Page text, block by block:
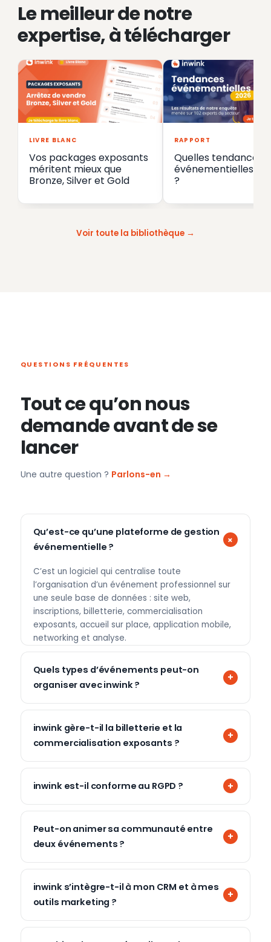
Le meilleur de notre
expertise, à télécharger
LIVRE BLANC
Vos packages exposants
méritent mieux que
Bronze, Silver et Gold
RAPPORT
Quelles tendances
événementielles en
?
Voir toute la bibliothèque
QUESTIONS FRÉQUENTES
Tout ce qu’on nous
demande avant de se
lancer
Une autre question ? Parlons-en →
Qu’est-ce qu’une plateforme de gestion
événementielle ?
C’est un logiciel qui centralise toute
l’organisation d’un événement professionnel sur
une seule base de données : site web,
inscriptions, billetterie, commercialisation
exposants, accueil sur place, application mobile,
networking et analyse.
Quels types d’événements peut-on
organiser avec inwink ?
inwink gère-t-il la billetterie et la
commercialisation exposants ?
inwink est-il conforme au RGPD ?
Peut-on animer sa communauté entre
deux événements ?
inwink s’intègre-t-il à mon CRM et à mes
outils marketing ?